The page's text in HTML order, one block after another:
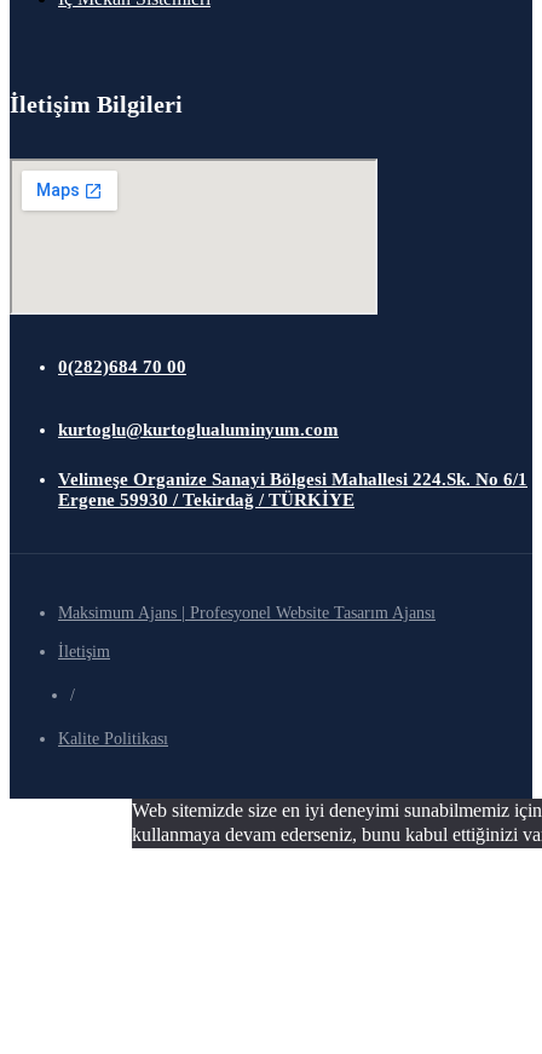
İletişim Bilgileri
0(282)684 70 00
kurtoglu@kurtoglualuminyum.com
Velimeşe Organize Sanayi Bölgesi Mahallesi 224.Sk. No 6/1
Ergene 59930 / Tekirdağ / TÜRKİYE
Maksimum Ajans | Profesyonel Website Tasarım Ajansı
İletişim
/
Kalite Politikası
Web sitemizde size en iyi deneyimi sunabilmemiz
kullanmaya devam ederseniz, bunu kabul ettiğinizi